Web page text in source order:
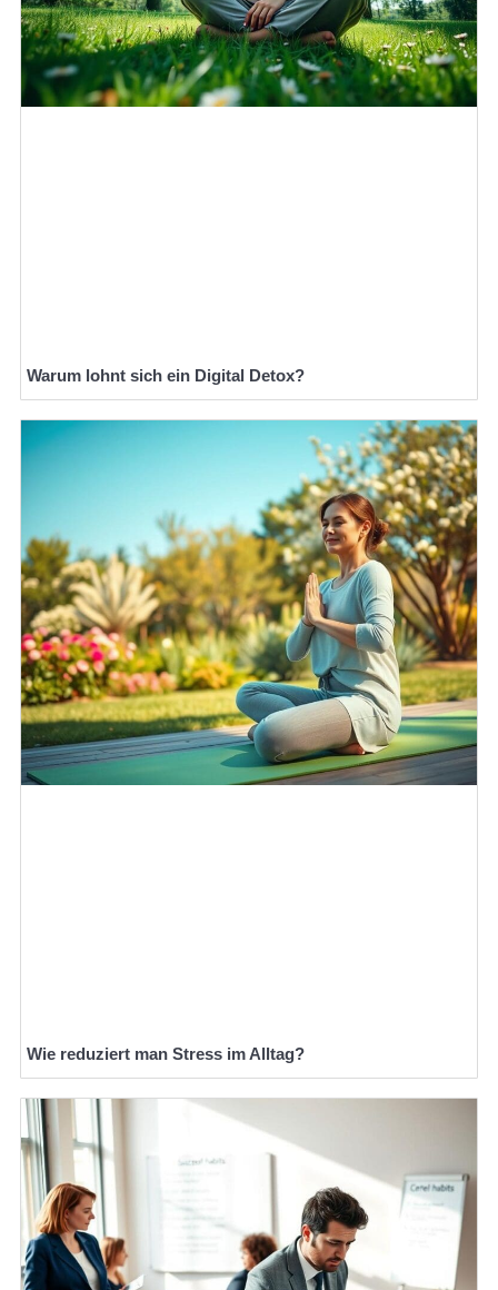
Warum lohnt sich ein Digital Detox?
Wie reduziert man Stress im Alltag?